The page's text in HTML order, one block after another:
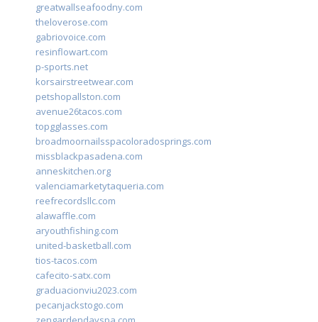
greatwallseafoodny.com
theloverose.com
gabriovoice.com
resinflowart.com
p-sports.net
korsairstreetwear.com
petshopallston.com
avenue26tacos.com
topgglasses.com
broadmoornailsspacoloradosprings.com
missblackpasadena.com
anneskitchen.org
valenciamarketytaqueria.com
reefrecordsllc.com
alawaffle.com
aryouthfishing.com
united-basketball.com
tios-tacos.com
cafecito-satx.com
graduacionviu2023.com
pecanjackstogo.com